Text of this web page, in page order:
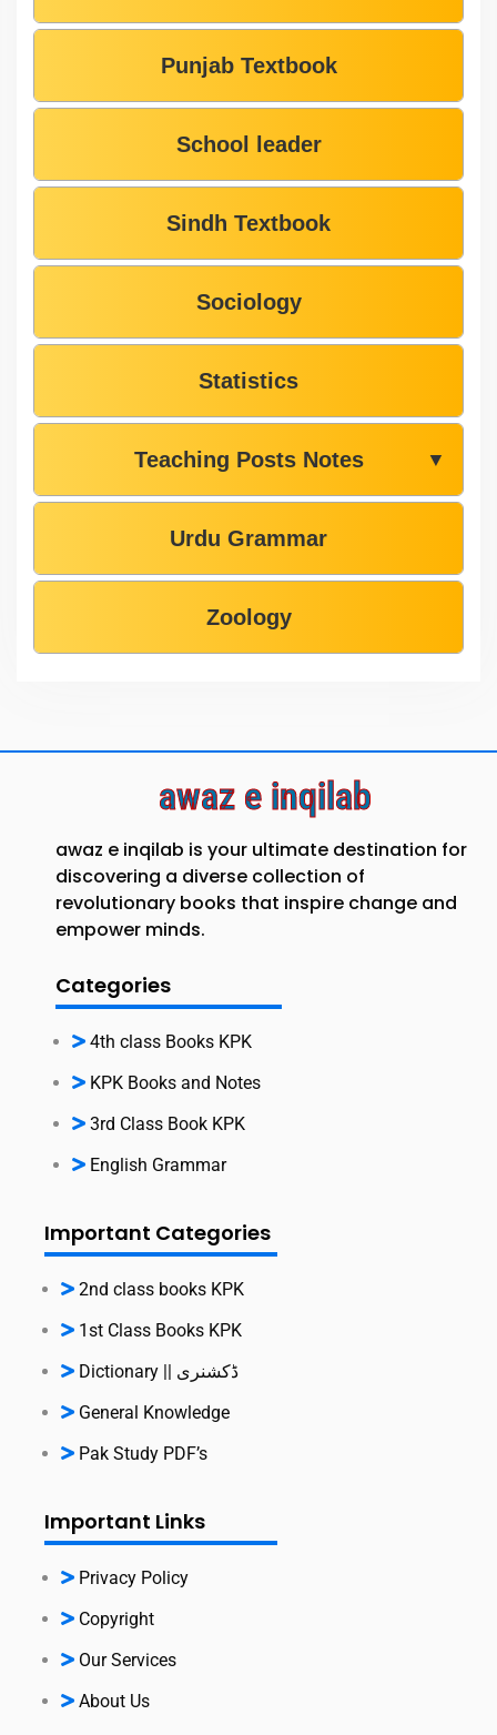
Punjab Textbook
School leader
Sindh Textbook
Sociology
Statistics
Teaching Posts Notes ▼
Urdu Grammar
Zoology
awaz e inqilab
awaz e inqilab is your ultimate destination for
discovering a diverse collection of
revolutionary books that inspire change and
empower minds.
Categories
4th class Books KPK
KPK Books and Notes
3rd Class Book KPK
English Grammar
Important Categories
2nd class books KPK
1st Class Books KPK
Dictionary || ڈکشنری
General Knowledge
Pak Study PDF’s
Important Links
Privacy Policy
Copyright
Our Services
About Us